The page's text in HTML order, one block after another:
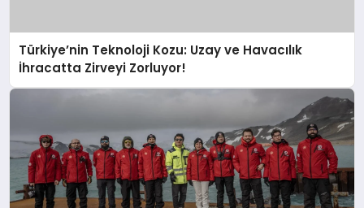
Türkiye’nin Teknoloji Kozu: Uzay ve Havacılık
İhracatta Zirveyi Zorluyor!